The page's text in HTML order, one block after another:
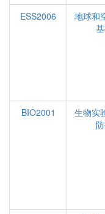
ESS2006
地球和
BIO2001
生物实